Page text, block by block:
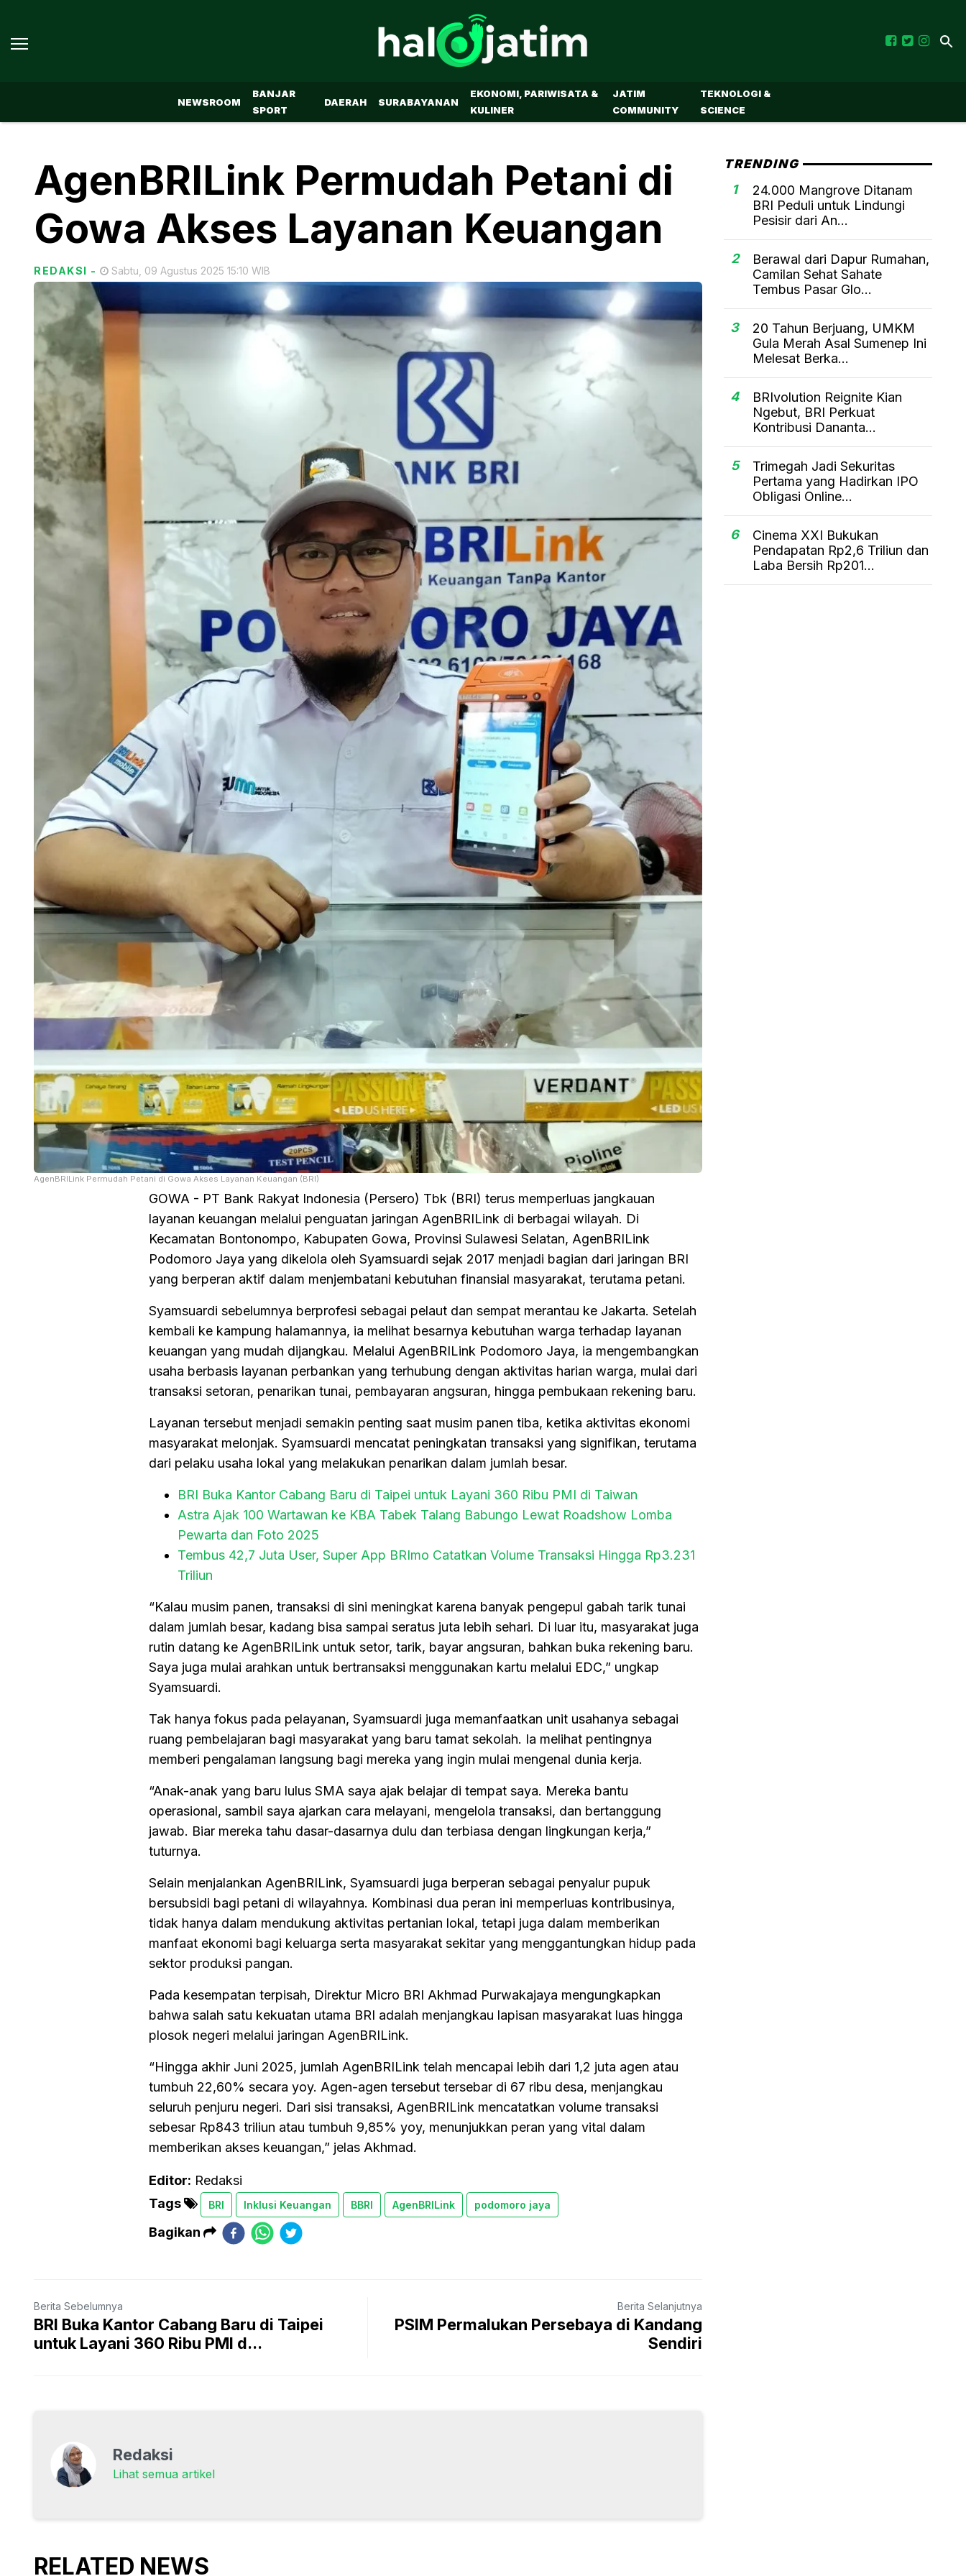
NEWSROOM
BANJAR
SPORT
DAERAH SURABAYANAN
EKONOMI, PARIWISATA &
KULINER
JATIM
COMMUNITY
TEKNOLOGI &
SCIENCE
AgenBRILink Permudah Petani di
Gowa Akses Layanan Keuangan
REDAKSI - Sabtu, 09 Agustus 2025 15:10 WIB
AgenBRILink Permudah Petani di Gowa Akses Layanan Keuangan (BRI)
GOWA - PT Bank Rakyat Indonesia (Persero) Tbk (BRI) terus memperluas jangkauan
layanan keuangan melalui penguatan jaringan AgenBRILink di berbagai wilayah. Di
Kecamatan Bontonompo, Kabupaten Gowa, Provinsi Sulawesi Selatan, AgenBRILink
Podomoro Jaya yang dikelola oleh Syamsuardi sejak 2017 menjadi bagian dari jaringan BRI
yang berperan aktif dalam menjembatani kebutuhan finansial masyarakat, terutama petani.
Syamsuardi sebelumnya berprofesi sebagai pelaut dan sempat merantau ke Jakarta. Setelah
kembali ke kampung halamannya, ia melihat besarnya kebutuhan warga terhadap layanan
keuangan yang mudah dijangkau. Melalui AgenBRILink Podomoro Jaya, ia mengembangkan
usaha berbasis layanan perbankan yang terhubung dengan aktivitas harian warga, mulai dari
transaksi setoran, penarikan tunai, pembayaran angsuran, hingga pembukaan rekening baru.
Layanan tersebut menjadi semakin penting saat musim panen tiba, ketika aktivitas ekonomi
masyarakat melonjak. Syamsuardi mencatat peningkatan transaksi yang signifikan, terutama
dari pelaku usaha lokal yang melakukan penarikan dalam jumlah besar.
BRI Buka Kantor Cabang Baru di Taipei untuk Layani 360 Ribu PMI di Taiwan
Astra Ajak 100 Wartawan ke KBA Tabek Talang Babungo Lewat Roadshow Lomba
Pewarta dan Foto 2025
Tembus 42,7 Juta User, Super App BRImo Catatkan Volume Transaksi Hingga Rp3.231
Triliun
“Kalau musim panen, transaksi di sini meningkat karena banyak pengepul gabah tarik tunai
dalam jumlah besar, kadang bisa sampai seratus juta lebih sehari. Di luar itu, masyarakat juga
rutin datang ke AgenBRILink untuk setor, tarik, bayar angsuran, bahkan buka rekening baru.
Saya juga mulai arahkan untuk bertransaksi menggunakan kartu melalui EDC,” ungkap
Syamsuardi.
Tak hanya fokus pada pelayanan, Syamsuardi juga memanfaatkan unit usahanya sebagai
ruang pembelajaran bagi masyarakat yang baru tamat sekolah. Ia melihat pentingnya
memberi pengalaman langsung bagi mereka yang ingin mulai mengenal dunia kerja.
“Anak-anak yang baru lulus SMA saya ajak belajar di tempat saya. Mereka bantu
operasional, sambil saya ajarkan cara melayani, mengelola transaksi, dan bertanggung
jawab. Biar mereka tahu dasar-dasarnya dulu dan terbiasa dengan lingkungan kerja,”
tuturnya.
Selain menjalankan AgenBRILink, Syamsuardi juga berperan sebagai penyalur pupuk
bersubsidi bagi petani di wilayahnya. Kombinasi dua peran ini memperluas kontribusinya,
tidak hanya dalam mendukung aktivitas pertanian lokal, tetapi juga dalam memberikan
manfaat ekonomi bagi keluarga serta masyarakat sekitar yang menggantungkan hidup pada
sektor produksi pangan.
Pada kesempatan terpisah, Direktur Micro BRI Akhmad Purwakajaya mengungkapkan
bahwa salah satu kekuatan utama BRI adalah menjangkau lapisan masyarakat luas hingga
plosok negeri melalui jaringan AgenBRILink.
“Hingga akhir Juni 2025, jumlah AgenBRILink telah mencapai lebih dari 1,2 juta agen atau
tumbuh 22,60% secara yoy. Agen-agen tersebut tersebar di 67 ribu desa, menjangkau
seluruh penjuru negeri. Dari sisi transaksi, AgenBRILink mencatatkan volume transaksi
sebesar Rp843 triliun atau tumbuh 9,85% yoy, menunjukkan peran yang vital dalam
memberikan akses keuangan,” jelas Akhmad.
Editor: Redaksi
Tags
BRI Inklusi Keuangan BBRI AgenBRILink podomoro jaya
Bagikan
Berita Sebelumnya
BRI Buka Kantor Cabang Baru di Taipei
untuk Layani 360 Ribu PMI d...
Berita Selanjutnya
PSIM Permalukan Persebaya di Kandang
Sendiri
Redaksi
Lihat semua artikel
RELATED NEWS
TRENDING
1
24.000 Mangrove Ditanam
BRI Peduli untuk Lindungi
Pesisir dari An...
2
Berawal dari Dapur Rumahan,
Camilan Sehat Sahate
Tembus Pasar Glo...
3
20 Tahun Berjuang, UMKM
Gula Merah Asal Sumenep Ini
Melesat Berka...
4
BRIvolution Reignite Kian
Ngebut, BRI Perkuat
Kontribusi Dananta...
5
Trimegah Jadi Sekuritas
Pertama yang Hadirkan IPO
Obligasi Online...
6
Cinema XXI Bukukan
Pendapatan Rp2,6 Triliun dan
Laba Bersih Rp201...